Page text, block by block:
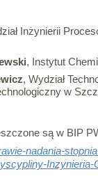
Inżynierii
, Instytut
, Wydział
w
są w BIP
nadania-